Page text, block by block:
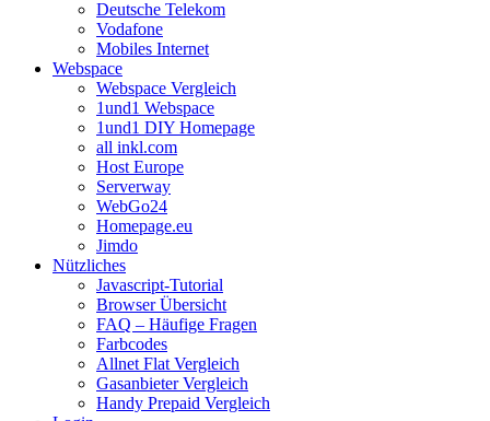
Deutsche Telekom
Vodafone
Mobiles Internet
Webspace
Webspace Vergleich
1und1 Webspace
1und1 DIY Homepage
all inkl.com
Host Europe
Serverway
WebGo24
Homepage.eu
Jimdo
Nützliches
Javascript-Tutorial
Browser Übersicht
FAQ – Häufige Fragen
Farbcodes
Allnet Flat Vergleich
Gasanbieter Vergleich
Handy Prepaid Vergleich